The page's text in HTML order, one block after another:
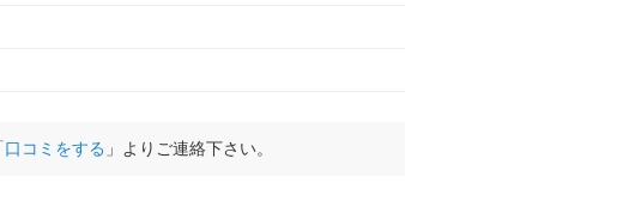
口コミをする 」よりご連絡下さい。